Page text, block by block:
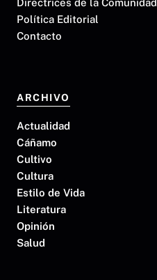
Política Editorial
Contacto
ARCHIVO
Actualidad
Cáñamo
Cultivo
Cultura
Estilo de Vida
Literatura
Opinión
Salud